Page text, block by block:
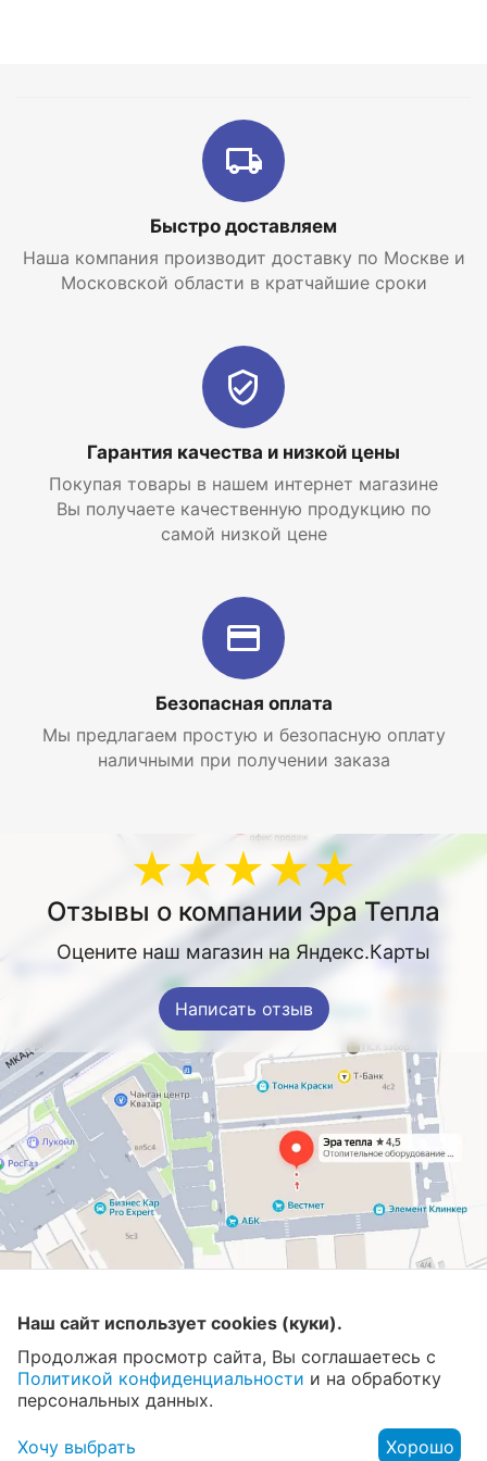
Быстро доставляем
Наша компания производит доставку по Москве и
Московской области в кратчайшие сроки
Гарантия качества и низкой цены
Покупая товары в нашем интернет магазине
Вы получаете качественную продукцию по
самой низкой цене
Безопасная оплата
Мы предлагаем простую и безопасную оплату
наличными при получении заказа
★★★★★
Отзывы о компании Эра Тепла
Оцените наш магазин на Яндекс.Карты
Написать отзыв
Магазин
Контакты
© 2008 - 2026 Эра Тепла. Интернет магазин отопительных
Наш сайт использует cookies (куки).
Продолжая просмотр сайта, Вы соглашаетесь с
Политикой конфиденциальности и на обработку
персональных данных.
Хочу выбрать Хорошо